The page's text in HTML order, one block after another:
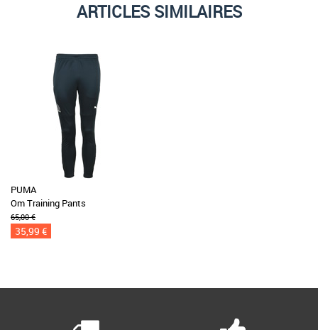
ARTICLES SIMILAIRES
PUMA
Om Training Pants
65,00 €
35,99 €